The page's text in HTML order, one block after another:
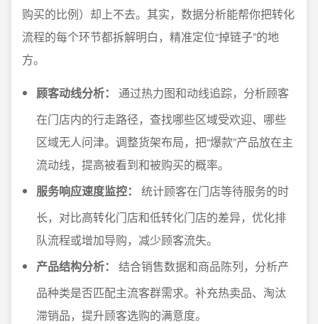
购买的比例）却上不去。其实，数据分析能帮你把转化
流程的每个环节都拆解明白，精准定位“掉链子”的地
方。
顾客动线分析：
通过热力图和动线追踪，分析顾客
在门店内的行走路径，查找哪些区域受欢迎、哪些
区域无人问津。调整货架布局，把“爆款”产品放在主
流动线，提高被看到和被购买的概率。
服务响应速度监控：
统计顾客在门店等待服务的时
长，对比高转化门店和低转化门店的差异，优化排
队流程或增加导购，减少顾客流失。
产品结构分析：
结合销售数据和商品陈列，分析产
品种类是否匹配主流客群需求。补充热卖品、淘汰
滞销品，提升顾客选购的满意度。